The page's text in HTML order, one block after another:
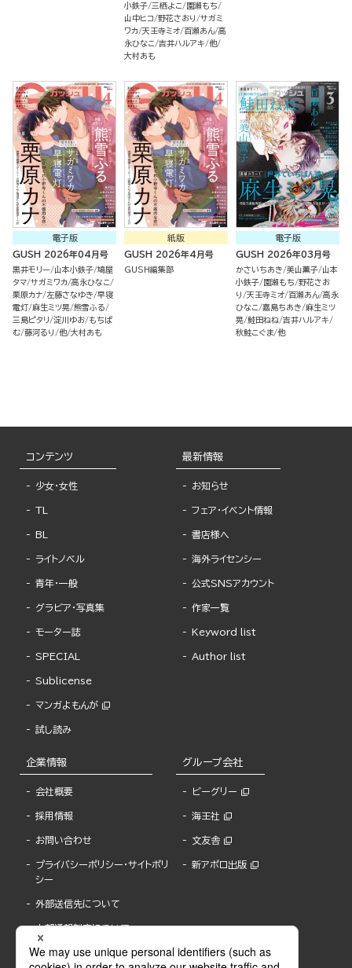
小鉄子 三栖よこ
園瀬もち
山中ヒコ 野花さおり
サガミ
ワカ 天王寺ミオ 百瀬あん 高
永ひなこ 吉井ハルアキ 他
大村あも
電子版
GUSH 2026年04月号
黒井モリー 山本小鉄子 鳩屋
タマ サガミワカ 高永ひなこ
栗原カナ 左藤さなゆき 早寝
電灯 麻生ミツ晃 熊雪ふる
三島ピタリ
淀川ゆお もちぱ
む 藤河るり 他 大村あも
紙版
GUSH 2026年4月号
GUSH編集部
電子版
GUSH 2026年03月号
かさいちあき 美山薫子 山本
小鉄子 園瀬もち 野花さお
り
天王寺ミオ 百瀬あん 高永
ひなこ 嘉島ちあき
麻生ミツ
晃 鮭田ねね 吉井ハルアキ
秋鮭こぐま 他
コンテンツ
少女・女性
TL
BL
ライトノベル
青年・一般
グラビア・写真集
モーター誌
SPECIAL
Sublicense
マンガよもんが
試し読み
最新情報
お知らせ
フェア・イベント情報
書店様へ
海外ライセンシー
公式SNSアカウント
作家一覧
Keyword list
Author list
企業情報
会社概要
採用情報
お問い合わせ
プライバシーポリシー・サイトポリ
シー
外部送信先について
内部通報制度について
グループ会社
ビーグリー
海王社
文友舎
新アポロ出版